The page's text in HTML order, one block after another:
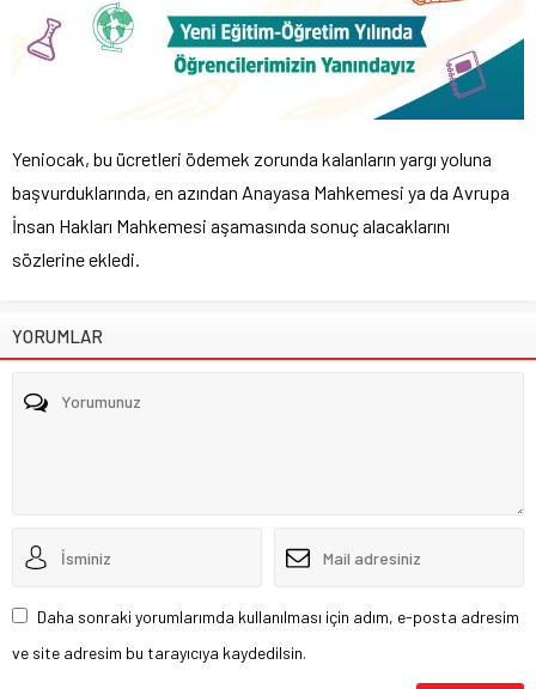
Yeniocak, bu ücretleri ödemek zorunda kalanların yargı yoluna
başvurduklarında, en azından Anayasa Mahkemesi ya da Avrupa
İnsan Hakları Mahkemesi aşamasında sonuç alacaklarını
sözlerine ekledi.
YORUMLAR
Daha sonraki yorumlarımda kullanılması için adım, e-posta adresim
ve site adresim bu tarayıcıya kaydedilsin.